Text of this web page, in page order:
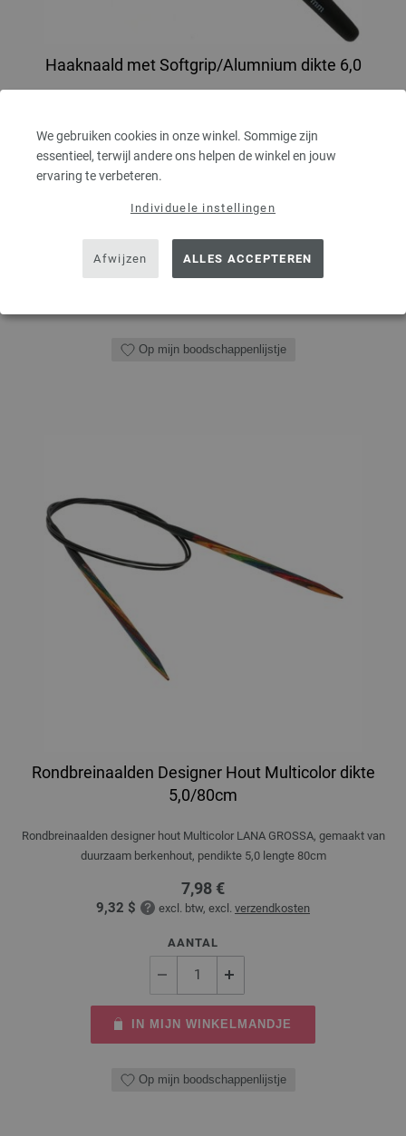
We gebruiken cookies in onze winkel. Sommige zijn
essentieel, terwijl andere ons helpen de winkel en jouw
ervaring te verbeteren.
Individuele instellingen
Afwijzen ALLES ACCEPTEREN
Haaknaald met Softgrip/Alumnium dikte 6,0
2,73 €
3,19 $ excl. btw, excl.
AANTAL
Op mijn boodschappenlijstje
Rondbreinaalden Designer Hout Multicolor dikte
5,0/80cm
Rondbreinaalden designer hout Multicolor LANA GROSSA, gemaakt van
duurzaam berkenhout, pendikte 5,0 lengte 80cm
7,98 €
9,32 $ excl. btw, excl. verzendkosten
AANTAL
IN MIJN WINKELMANDJE
Op mijn boodschappenlijstje